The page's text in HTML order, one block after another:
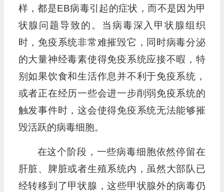
样，都是EB病毒引起的症状，而不是因为甲
状腺问题导致的。当病毒深入甲状腺组织
时，免疫系统非常难摧毁它，同时病毒分泌
的大量神经毒素使得免疫系统应接不暇，特
别如果饮食和生活作息并不利于免疫系统，
或者正在经历一些会进一步削弱免疫系统的
触发事件时，这会使得免疫系统无法能够摧
毁活跃的病毒细胞。
在这个阶段，一些病毒细胞依然停留在
肝脏、脾脏或者生殖系统内，虽然大部队已
经转移到了甲状腺，这些甲状腺外的病毒仍